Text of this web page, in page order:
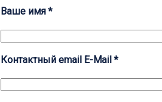
Ваше имя *
Контактный email E-Mail *